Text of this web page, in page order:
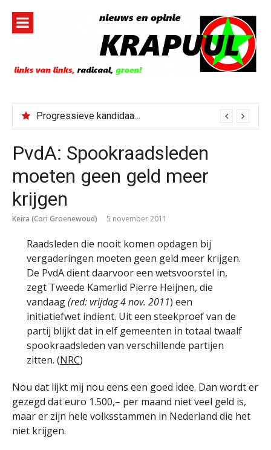
inhoud
Progressieve kandidaat El-Sayed senaatskandidaat Michigan
PvdA: Spookraadsleden
moeten geen geld meer
krijgen
Keira (Cori Groenewoud) 5 november 2011
Raadsleden die nooit komen opdagen bij
vergaderingen moeten geen geld meer krijgen.
De PvdA dient daarvoor een wetsvoorstel in,
zegt Tweede Kamerlid Pierre Heijnen, die
vandaag(red: vrijdag 4 nov. 2011) een
initiatiefwet indient. Uit een steekproef van de
partij blijkt dat in elf gemeenten in totaal twaalf
spookraadsleden van verschillende partijen
zitten. (NRC)
Nou dat lijkt mij nou eens een goed idee. Dan wordt er
gezegd dat euro 1.500,– per maand niet veel geld is,
maar er zijn hele volksstammen in Nederland die het
niet krijgen.